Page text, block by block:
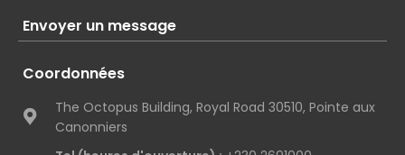
Envoyer un message
Coordonnées
The Octopus Building, Royal Road 30510, Pointe aux
Canonniers